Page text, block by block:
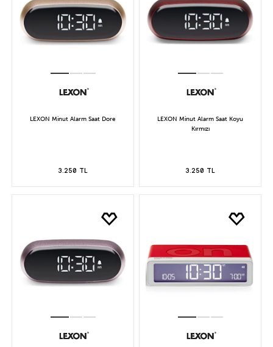
LEXON Minut Alarm Saat Dore
3.250 TL
LEXON Minut Alarm Saat Koyu
Kırmızı
3.250 TL